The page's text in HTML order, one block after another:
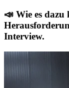
📣 Wie es
Interview.